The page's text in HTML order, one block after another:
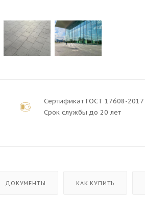
Сертификат ГОСТ 17608-2017
Срок службы до 20 лет
ДОКУМЕНТЫ КАК КУПИТЬ